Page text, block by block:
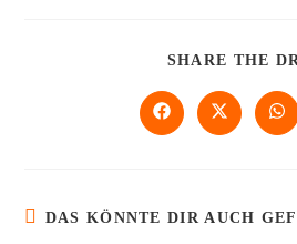
SHARE THE
DAS KÖNNTE DIR AUCH